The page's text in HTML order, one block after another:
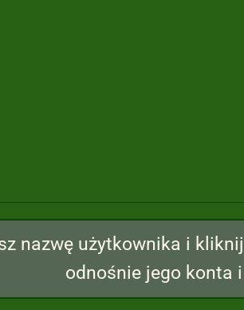
nazwę użytkownika i
odnośnie jego konta